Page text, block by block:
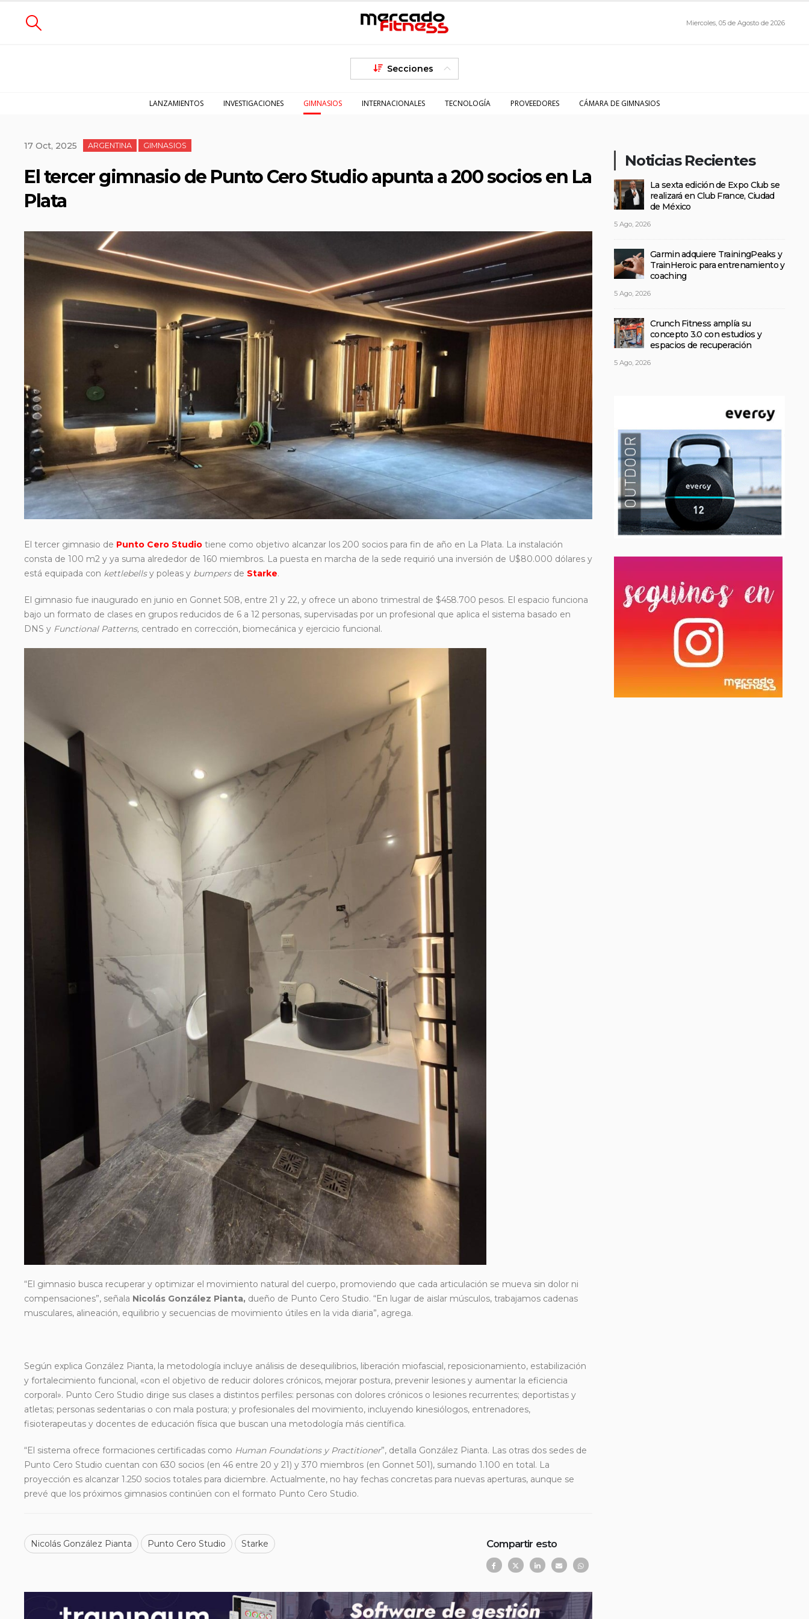
Miercoles, 05 de Agosto de 2026
Secciones
LANZAMIENTOS INVESTIGACIONES GIMNASIOS INTERNACIONALES TECNOLOGÍA PROVEEDORES CÁMARA DE GIMNASIOS
17 Oct, 2025 ARGENTINA GIMNASIOS
El tercer gimnasio de Punto Cero Studio apunta a 200 socios en La
Plata
El tercer gimnasio de Punto Cero Studio tiene como objetivo alcanzar los 200 socios para fin de año en La Plata. La instalación
consta de 100 m2 y ya suma alrededor de 160 miembros. La puesta en marcha de la sede requirió una inversión de U$80.000 dólares y
está equipada con kettlebellsy poleas y bumpers de Starke.
El gimnasio fue inaugurado en junio en Gonnet 508, entre 21 y 22, y ofrece un abono trimestral de $458.700 pesos. El espacio funciona
bajo un formato de clases en grupos reducidos de 6 a 12 personas, supervisadas por un profesional que aplica el sistema basado en
DNS y Functional Patterns, centrado en corrección, biomecánica y ejercicio funcional.
“El gimnasio busca recuperar y optimizar el movimiento natural del cuerpo, promoviendo que cada articulación se mueva sin dolor ni
compensaciones”, señala Nicolás González Pianta, dueño de Punto Cero Studio. “En lugar de aislar músculos, trabajamos cadenas
musculares, alineación, equilibrio y secuencias de movimiento útiles en la vida diaria”, agrega.
Según explica González Pianta, la metodología incluye análisis de desequilibrios, liberación miofascial, reposicionamiento, estabilización
y fortalecimiento funcional, «con el objetivo de reducir dolores crónicos, mejorar postura, prevenir lesiones y aumentar la eficiencia
corporal». Punto Cero Studio dirige sus clases a distintos perfiles: personas con dolores crónicos o lesiones recurrentes; deportistas y
atletas; personas sedentarias o con mala postura; y profesionales del movimiento, incluyendo kinesiólogos, entrenadores,
fisioterapeutas y docentes de educación física que buscan una metodología más científica.
“El sistema ofrece formaciones certificadas como Human Foundations y Practitioner”, detalla González Pianta. Las otras dos sedes de
Punto Cero Studio cuentan con 630 socios (en 46 entre 20 y 21) y 370 miembros (en Gonnet 501), sumando 1.100 en total. La
proyección es alcanzar 1.250 socios totales para diciembre. Actualmente, no hay fechas concretas para nuevas aperturas, aunque se
prevé que los próximos gimnasios continúen con el formato Punto Cero Studio.
Nicolás González Pianta Punto Cero Studio Starke Compartir esto
Noticias Recientes
La sexta edición de Expo Club se
realizará en Club France, Ciudad
de México
5 Ago, 2026
Garmin adquiere TrainingPeaks y
TrainHeroic para entrenamiento y
coaching
5 Ago, 2026
Crunch Fitness amplía su
concepto 3.0 con estudios y
espacios de recuperación
5 Ago, 2026